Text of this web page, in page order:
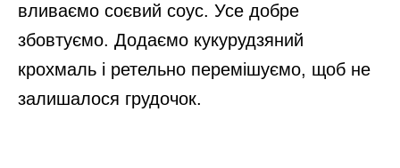
вливаємо соєвий соус. Усе добре
збовтуємо. Додаємо кукурудзяний
крохмаль і ретельно перемішуємо, щоб не
залишалося грудочок.